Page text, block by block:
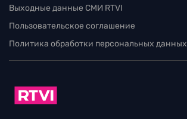
Выходные данные СМИ RTVI
Пользовательское соглашение
Политика обработки персональных данных